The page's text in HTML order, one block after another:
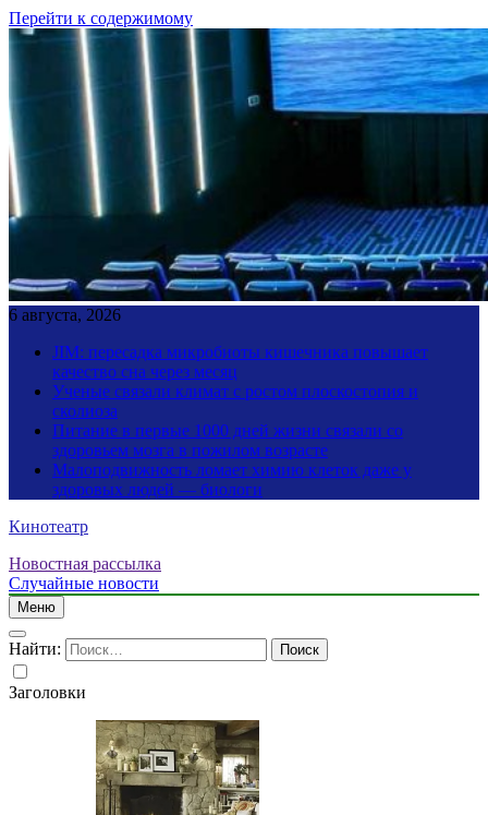
Перейти к содержимому
6 августа, 2026
JIM: пересадка микробиоты кишечника повышает
качество сна через месяц
Ученые связали климат с ростом плоскостопия и
сколиоза
Питание в первые 1000 дней жизни связали со
здоровьем мозга в пожилом возрасте
Малоподвижность ломает химию клеток даже у
здоровых людей — биологи
Кинотеатр
Новостная рассылка
Случайные новости
Меню
Найти:
Заголовки